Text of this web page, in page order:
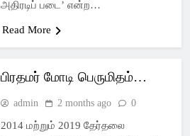
அதிரடிப் படை’ என்ற…
Read More
பிரதமர் மோடி பெருமிதம்…
admin 2 months ago 0
2014 மற்றும் 2019 தேர்தலை